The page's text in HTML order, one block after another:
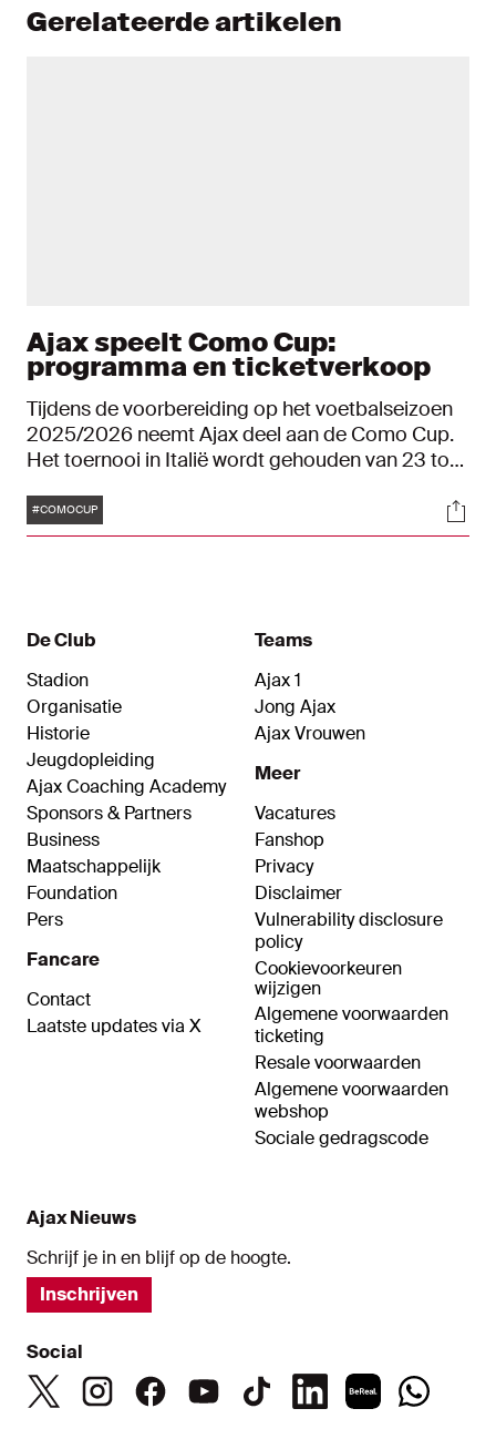
Gerelateerde artikelen
Ajax speelt Como Cup:
programma en ticketverkoop
Tijdens de voorbereiding op het voetbalseizoen
2025/2026 neemt Ajax deel aan de Como Cup.
Het toernooi in Italië wordt gehouden van 23 tot
Celtic en Al-Ahli van de partij. Meer informatie
over het speelschema en de kaartverkoop lees je
Tags
#COMOCUP
De Club
Stadion
Organisatie
Historie
Jeugdopleiding
Ajax Coaching Academy
Sponsors & Partners
Business
Maatschappelijk
Foundation
Pers
Fancare
Contact
Laatste updates via X
Teams
Ajax 1
Jong Ajax
Ajax Vrouwen
Meer
Vacatures
Fanshop
Privacy
Disclaimer
Vulnerability disclosure
policy
Cookievoorkeuren
wijzigen
Algemene voorwaarden
ticketing
Resale voorwaarden
Algemene voorwaarden
webshop
Sociale gedragscode
Ajax Nieuws
Schrijf je in en blijf op de hoogte.
Inschrijven
Social